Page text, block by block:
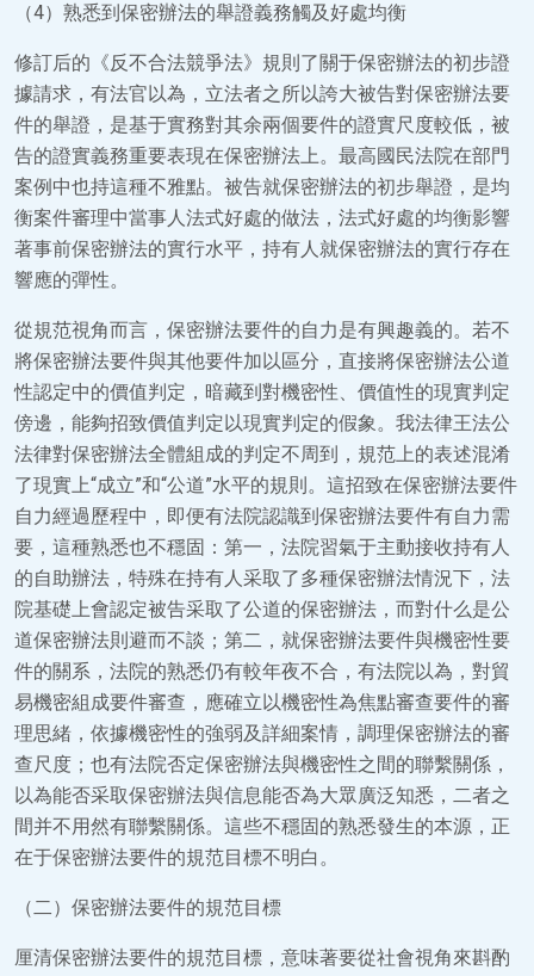
（4）熟悉到保密辦法的舉證義務觸及好處均衡
修訂后的《反不合法競爭法》規則了關于保密辦法的初步證
據請求，有法官以為，立法者之所以誇大被告對保密辦法要
件的舉證，是基于實務對其余兩個要件的證實尺度較低，被
告的證實義務重要表現在保密辦法上。最高國民法院在部門
案例中也持這種不雅點。被告就保密辦法的初步舉證，是均
衡案件審理中當事人法式好處的做法，法式好處的均衡影響
著事前保密辦法的實行水平，持有人就保密辦法的實行存在
響應的彈性。
從規范視角而言，保密辦法要件的自力是有興趣義的。若不
將保密辦法要件與其他要件加以區分，直接將保密辦法公道
性認定中的價值判定，暗藏到對機密性、價值性的現實判定
傍邊，能夠招致價值判定以現實判定的假象。我法律王法公
法律對保密辦法全體組成的判定不周到，規范上的表述混淆
了現實上“成立”和“公道”水平的規則。這招致在保密辦法要件
自力經過歷程中，即便有法院認識到保密辦法要件有自力需
要，這種熟悉也不穩固：第一，法院習氣于主動接收持有人
的自助辦法，特殊在持有人采取了多種保密辦法情況下，法
院基礎上會認定被告采取了公道的保密辦法，而對什么是公
道保密辦法則避而不談；第二，就保密辦法要件與機密性要
件的關系，法院的熟悉仍有較年夜不合，有法院以為，對貿
易機密組成要件審查，應確立以機密性為焦點審查要件的審
理思緒，依據機密性的強弱及詳細案情，調理保密辦法的審
查尺度；也有法院否定保密辦法與機密性之間的聯繫關係，
以為能否采取保密辦法與信息能否為大眾廣泛知悉，二者之
間并不用然有聯繫關係。這些不穩固的熟悉發生的本源，正
在于保密辦法要件的規范目標不明白。
（二）保密辦法要件的規范目標
厘清保密辦法要件的規范目標，意味著要從社會視角來斟酌